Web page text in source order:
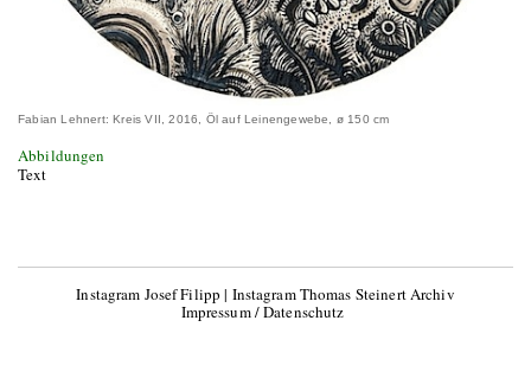
Fabian Lehnert: Kreis VII, 2016, Öl auf Leinengewebe, ø 150 cm
Abbildungen
Text
Instagram Josef Filipp | Instagram Thomas Steinert Archiv
Impressum / Datenschutz